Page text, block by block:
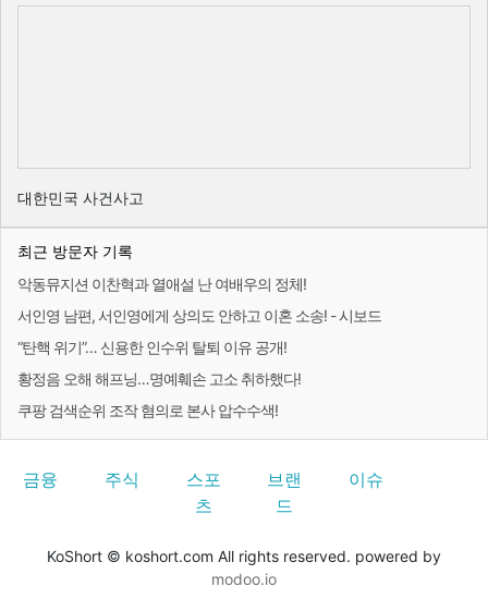
대한민국 사건사고
최근 방문자 기록
악동뮤지션 이찬혁과 열애설 난 여배우의 정체!
서인영 남편, 서인영에게 상의도 안하고 이혼 소송! - 시보드
“탄핵 위기”… 신용한 인수위 탈퇴 이유 공개!
황정음 오해 해프닝…명예훼손 고소 취하했다!
쿠팡 검색순위 조작 혐의로 본사 압수수색!
금융 주식
스포
츠
브랜
드
이슈
KoShort © koshort.com All rights reserved. powered by
modoo.io